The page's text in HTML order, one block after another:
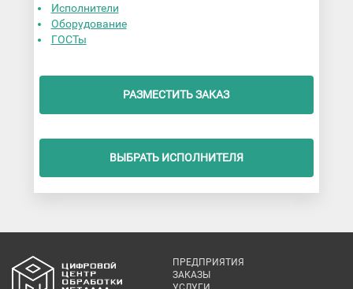
Исполнители
Оборудование
ГОСТы
РАЗМЕСТИТЬ ЗАКАЗ
ВЫБРАТЬ ИСПОЛНИТЕЛЯ
ПРЕДПРИЯТИЯ
ЗАКАЗЫ